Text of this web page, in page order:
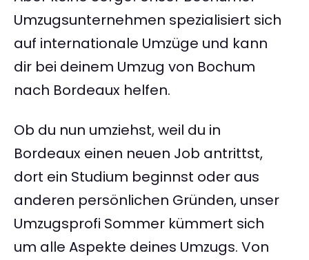
Umzugsunternehmen spezialisiert sich
auf internationale Umzüge und kann
dir bei deinem Umzug von Bochum
nach Bordeaux helfen.
Ob du nun umziehst, weil du in
Bordeaux einen neuen Job antrittst,
dort ein Studium beginnst oder aus
anderen persönlichen Gründen, unser
Umzugsprofi Sommer kümmert sich
um alle Aspekte deines Umzugs. Von